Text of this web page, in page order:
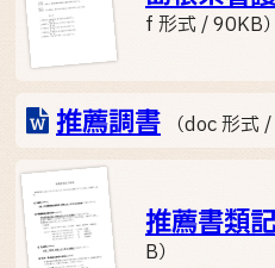
f 形式 / 90KB）
推薦調書 （doc 形式
推薦書類
B）